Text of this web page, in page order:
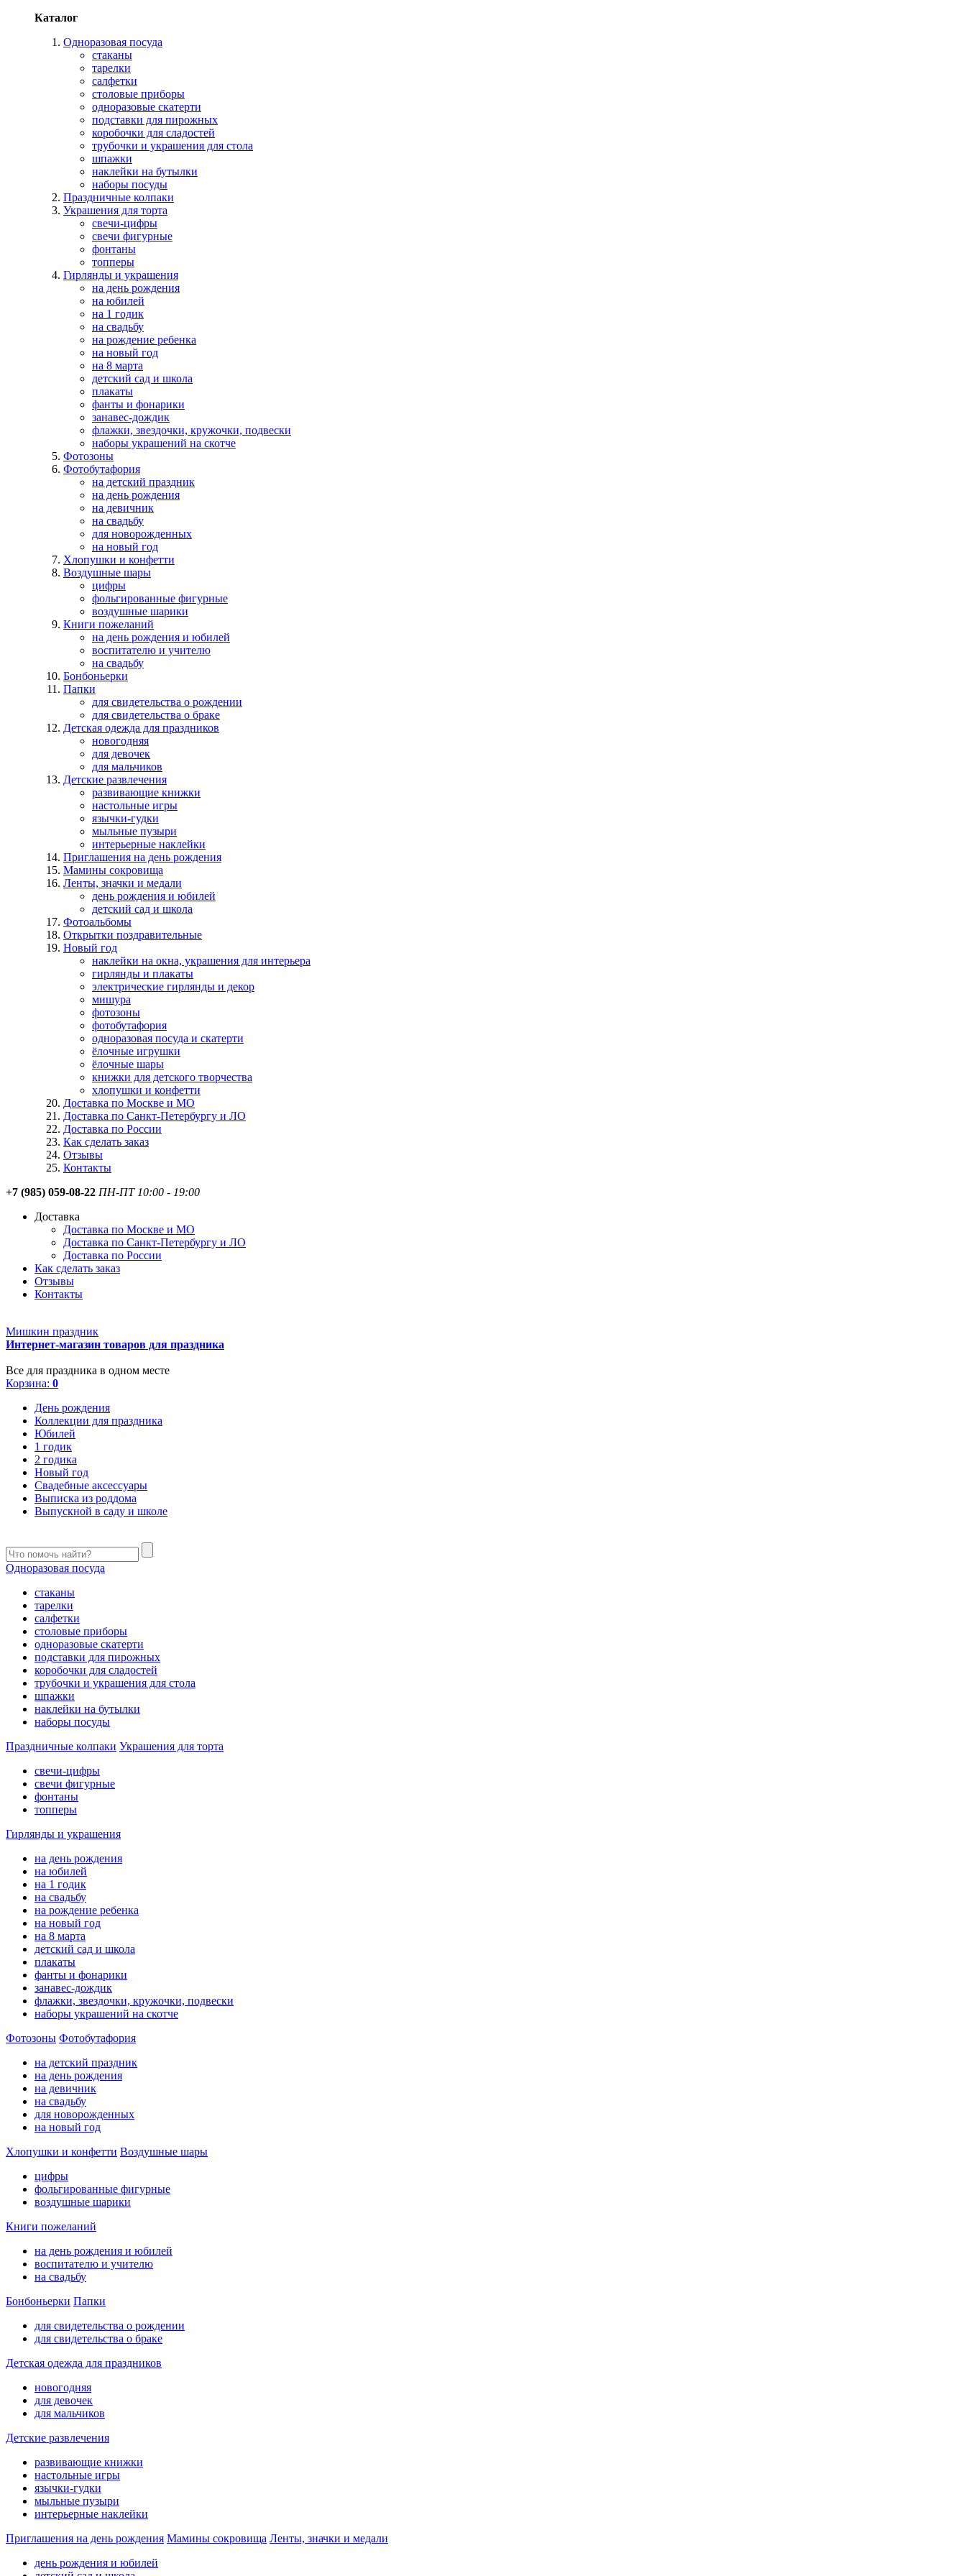
Каталог
Одноразовая посуда
стаканы
тарелки
салфетки
столовые приборы
одноразовые скатерти
подставки для пирожных
коробочки для сладостей
трубочки и украшения для стола
шпажки
наклейки на бутылки
наборы посуды
Праздничные колпаки
Украшения для торта
свечи-цифры
свечи фигурные
фонтаны
топперы
Гирлянды и украшения
на день рождения
на юбилей
на 1 годик
на свадьбу
на рождение ребенка
на новый год
на 8 марта
детский сад и школа
плакаты
фанты и фонарики
занавес-дождик
флажки, звездочки, кружочки, подвески
наборы украшений на скотче
Фотозоны
Фотобутафория
на детский праздник
на день рождения
на девичник
на свадьбу
для новорожденных
на новый год
Хлопушки и конфетти
Воздушные шары
цифры
фольгированные фигурные
воздушные шарики
Книги пожеланий
на день рождения и юбилей
воспитателю и учителю
на свадьбу
Бонбоньерки
Папки
для свидетельства о рождении
для свидетельства о браке
Детская одежда для праздников
новогодняя
для девочек
для мальчиков
Детские развлечения
развивающие книжки
настольные игры
язычки-гудки
мыльные пузыри
интерьерные наклейки
Приглашения на день рождения
Мамины сокровища
Ленты, значки и медали
день рождения и юбилей
детский сад и школа
Фотоальбомы
Открытки поздравительные
Новый год
наклейки на окна, украшения для интерьера
гирлянды и плакаты
электрические гирлянды и декор
мишура
фотозоны
фотобутафория
одноразовая посуда и скатерти
ёлочные игрушки
ёлочные шары
книжки для детского творчества
хлопушки и конфетти
Доставка по Москве и МО
Доставка по Санкт-Петербургу и ЛО
Доставка по России
Как сделать заказ
Отзывы
Контакты
+7 (985) 059-08-22 ПН-ПТ 10:00 - 19:00
Доставка
Доставка по Москве и МО
Доставка по Санкт-Петербургу и ЛО
Доставка по России
Как сделать заказ
Отзывы
Контакты
Мишкин праздник
Интернет-магазин товаров для праздника
Все для праздника в одном месте
Корзина: 0
День рождения
Коллекции для праздника
Юбилей
1 годик
2 годика
Новый год
Свадебные аксессуары
Выписка из роддома
Выпускной в саду и школе
Одноразовая посуда
стаканы
тарелки
салфетки
столовые приборы
одноразовые скатерти
подставки для пирожных
коробочки для сладостей
трубочки и украшения для стола
шпажки
наклейки на бутылки
наборы посуды
Праздничные колпаки Украшения для торта
свечи-цифры
свечи фигурные
фонтаны
топперы
Гирлянды и украшения
на день рождения
на юбилей
на 1 годик
на свадьбу
на рождение ребенка
на новый год
на 8 марта
детский сад и школа
плакаты
фанты и фонарики
занавес-дождик
флажки, звездочки, кружочки, подвески
наборы украшений на скотче
Фотозоны Фотобутафория
на детский праздник
на день рождения
на девичник
на свадьбу
для новорожденных
на новый год
Хлопушки и конфетти Воздушные шары
цифры
фольгированные фигурные
воздушные шарики
Книги пожеланий
на день рождения и юбилей
воспитателю и учителю
на свадьбу
Бонбоньерки Папки
для свидетельства о рождении
для свидетельства о браке
Детская одежда для праздников
новогодняя
для девочек
для мальчиков
Детские развлечения
развивающие книжки
настольные игры
язычки-гудки
мыльные пузыри
интерьерные наклейки
Приглашения на день рождения Мамины сокровища Ленты, значки и медали
день рождения и юбилей